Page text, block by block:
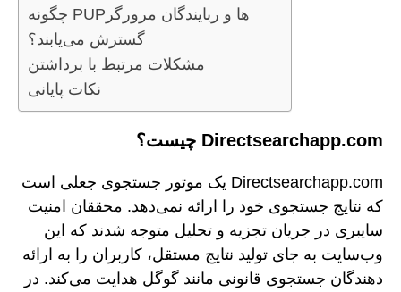
چگونه PUPها و ربایندگان مرورگر
گسترش می‌یابند؟
مشکلات مرتبط با برداشتن
نکات پایانی
Directsearchapp.com چیست؟
Directsearchapp.com یک موتور جستجوی جعلی است
که نتایج جستجوی خود را ارائه نمی‌دهد. محققان امنیت
سایبری در جریان تجزیه و تحلیل متوجه شدند که این
وب‌سایت به جای تولید نتایج مستقل، کاربران را به ارائه
دهندگان جستجوی قانونی مانند گوگل هدایت می‌کند. در